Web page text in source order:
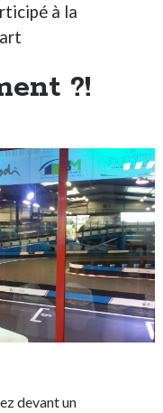
à la
?!
devant un